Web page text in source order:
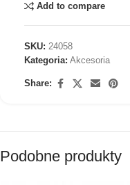
Add to compare
SKU: 24058
Kategoria: Akcesoria
Share:
Podobne produkty